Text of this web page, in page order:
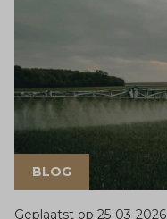
BLOG
Geplaatst op 25-03-2026